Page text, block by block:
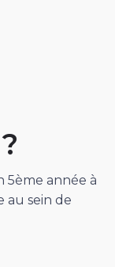
5ème année à
au sein de